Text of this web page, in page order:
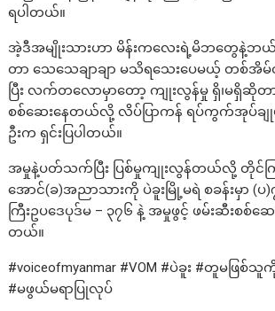
ရပါတယ်။
အဲ့ဒီအမျိုးသားဟာ မိန်းကလေးရဲ့မိဘတွေနဲ့
တာ သေသေချာချာ မသိရသေးပေမယ့် တစ်အိ
ပြီး လက်တလောမှာတော့ ကျုးလွန်မှု ရှိ၊မရှိဆိုတ
စစ်ဆေးနေတယ်လို့ လိပ်ပြာကန် ရပ်ကွက်အုပ်ချုပ်
ဦးက ရှင်းပြပါတယ်။
အမှုနဲ့ပတ်သက်ပြီး ပြစ်မှုကျုးလွန်တယ်လို့ တိုင်က
အောင်(ခ)အညာသားကို ပဲခူးမြို့မရဲ စခန်းမှာ (ပ
ကြီးဥပဒေပုဒ်မ – ၃၇၆ နဲ့ အမှုဖွင့် ဖမ်းဆီးစစ်
တယ်။
#voiceofmyanmar #VOM #ပဲခူး #တူမဖြစ်
#မဖွယ်မရာပြုလုပ်